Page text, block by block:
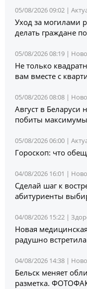
05/08/2026 09:02 |
Уход за могилами
делать граждане
05/08/2026 08:19 |
Не только
вам вместе с
05/08/2026 08:08 |
Август в Беларуси
побиты
05/08/2026 06:00 |
Гороскоп: что
04/08/2026 16:01 |
Сделай шаг к
абитуриенты
04/08/2026 15:22 |
Новая
радушно
04/08/2026 14:38 |
Бельск меняет
разметка.